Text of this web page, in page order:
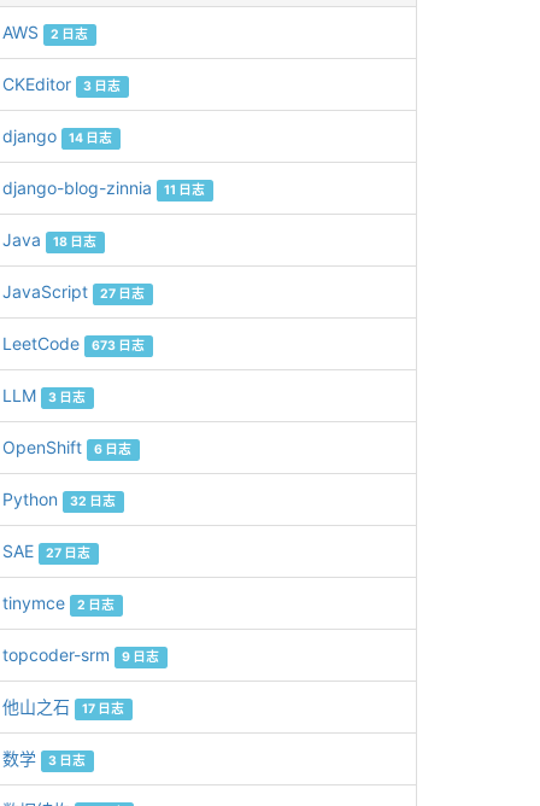
AWS 2 日志
CKEditor 3 日志
django 14 日志
django-blog-zinnia 11 日志
Java 18 日志
JavaScript 27 日志
LeetCode 673 日志
LLM 3 日志
OpenShift 6 日志
Python 32 日志
SAE 27 日志
tinymce 2 日志
topcoder-srm 9 日志
他山之石 17 日志
数学 3 日志